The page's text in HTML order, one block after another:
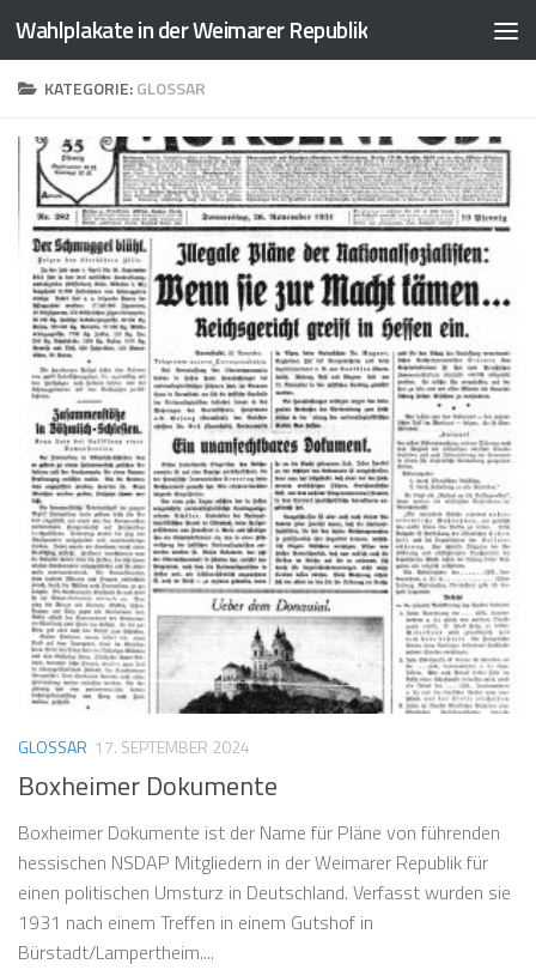
Zum Inhalt springen
Wahlplakate in der Weimarer Republik
KATEGORIE:GLOSSAR
GLOSSAR 17. SEPTEMBER 2024
Boxheimer Dokumente
Boxheimer Dokumente ist der Name für Pläne von führenden
hessischen NSDAP Mitgliedern in der Weimarer Republik für
einen politischen Umsturz in Deutschland. Verfasst wurden sie
1931 nach einem Treffen in einem Gutshof in
Bürstadt/Lampertheim....